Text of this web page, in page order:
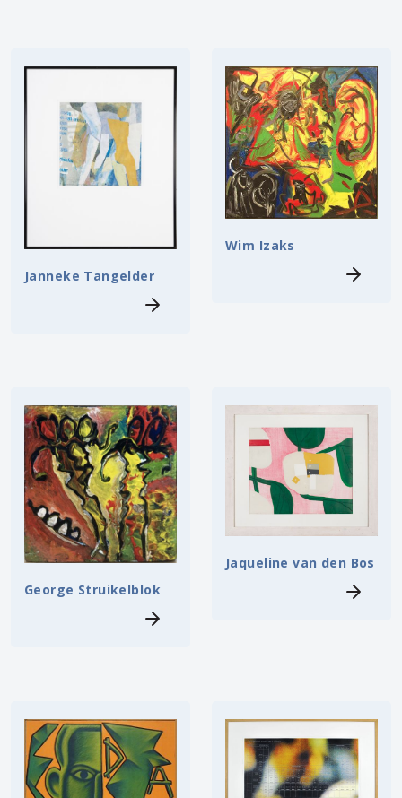
Janneke Tangelder
Wim Izaks
George Struikelblok
Jaqueline van den Bos